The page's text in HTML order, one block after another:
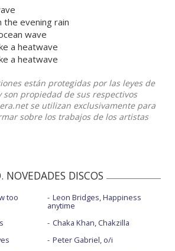
evening rain
wave
a heatwave
a heatwave
están protegidas por las leyes de
son propiedad de sus respectivos
se utilizan exclusivamente para
sobre los trabajos de los artistas
NOVEDADES DISCOS
too Leon Bridges, Happiness
anytime
Chaka Khan, Chakzilla
Peter Gabriel, o/i